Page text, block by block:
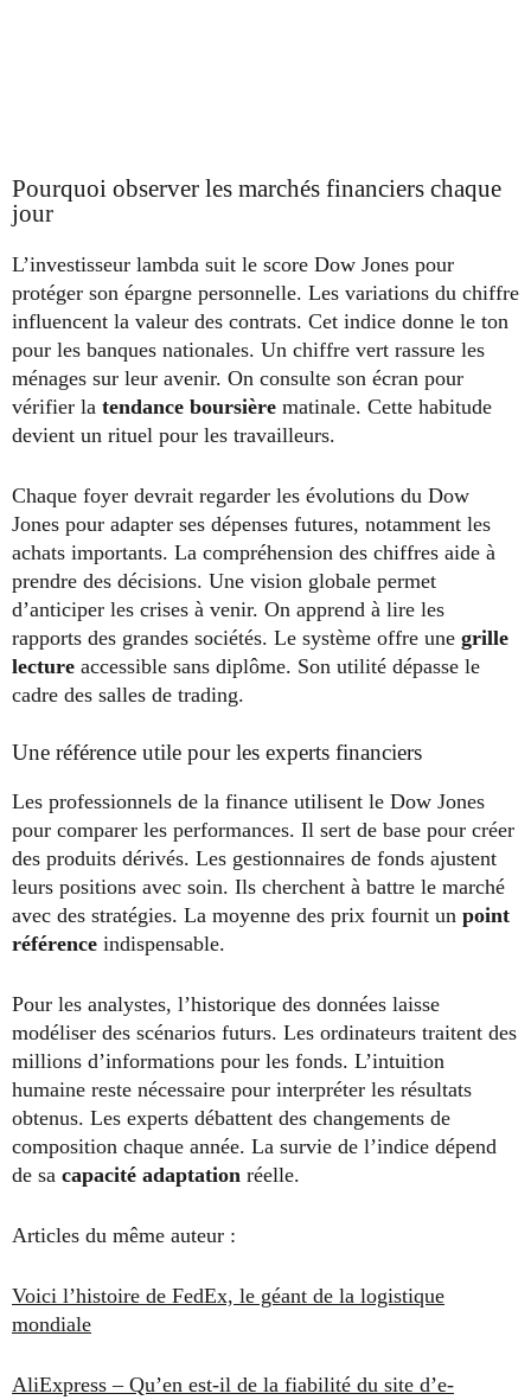
Pourquoi observer les marchés financiers chaque
jour
L’investisseur lambda suit le score Dow Jones pour
protéger son épargne personnelle. Les variations du chiffre
influencent la valeur des contrats. Cet indice donne le ton
pour les banques nationales. Un chiffre vert rassure les
ménages sur leur avenir. On consulte son écran pour
vérifier la tendance boursière matinale. Cette habitude
devient un rituel pour les travailleurs.
Chaque foyer devrait regarder les évolutions du Dow
Jones pour adapter ses dépenses futures, notamment les
achats importants. La compréhension des chiffres aide à
prendre des décisions. Une vision globale permet
d’anticiper les crises à venir. On apprend à lire les
rapports des grandes sociétés. Le système offre une grille
lecture accessible sans diplôme. Son utilité dépasse le
cadre des salles de trading.
Une référence utile pour les experts financiers
Les professionnels de la finance utilisent le Dow Jones
pour comparer les performances. Il sert de base pour créer
des produits dérivés. Les gestionnaires de fonds ajustent
leurs positions avec soin. Ils cherchent à battre le marché
avec des stratégies. La moyenne des prix fournit un point
référence indispensable.
Pour les analystes, l’historique des données laisse
modéliser des scénarios futurs. Les ordinateurs traitent des
millions d’informations pour les fonds. L’intuition
humaine reste nécessaire pour interpréter les résultats
obtenus. Les experts débattent des changements de
composition chaque année. La survie de l’indice dépend
de sa capacité adaptation réelle.
Articles du même auteur :
Voici l’histoire de FedEx, le géant de la logistique
mondiale
AliExpress – Qu’en est-il de la fiabilité du site d’e-